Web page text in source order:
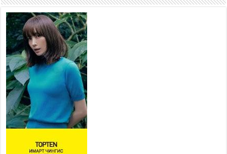
шугам хоолойн ажил 80
хувьтай үргэлжилж байна
2026 оны 7 сар 20 / 9 цаг 14 минут
Усархаг аадар бороо орж
байгаа тул аюулгүй байдлаа
хангаж, үер усны аюулаас
сэрэмжлэхийг нийслэлийн
Онцгой байдлын газраас анхааруулж байна
2026 оны 7 сар 20 / 9 цаг 09 минут
311 алба хаагч, 119 техник хэрэгсэлтэй ажиллаж
үер усны аюул, болзошгүй эрсдэлээс сэргийлж
байна
Аяллаа зөв төлөвлөхийг иргэдэд зөвлөж байна